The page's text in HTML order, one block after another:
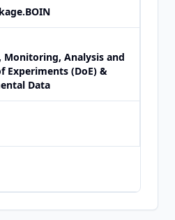
Monitoring, Analysis and
Experiments (DoE) &
Data